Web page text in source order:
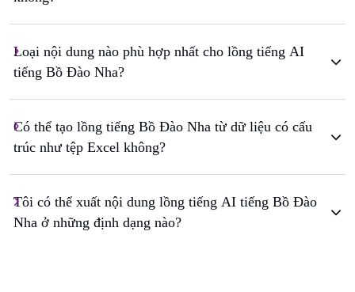
Loại nội dung nào phù hợp nhất cho lồng tiếng AI
tiếng Bồ Đào Nha?
Có thể tạo lồng tiếng Bồ Đào Nha từ dữ liệu có cấu
trúc như tệp Excel không?
Tôi có thể xuất nội dung lồng tiếng AI tiếng Bồ Đào
Nha ở những định dạng nào?